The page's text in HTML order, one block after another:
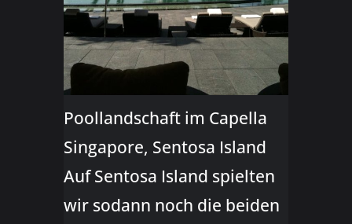
Poollandschaft im Capella
Singapore, Sentosa Island
Auf Sentosa Island spielten
wir sodann noch die beiden